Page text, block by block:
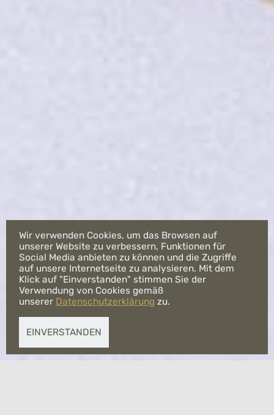
Unser Herzblut
Wir sind Denker, Konzipierer, Texter, Designer und Inszenierer.
Wir verwenden Cookies, um das Browsen auf
unserer Website zu verbessern, Funktionen für
Social Media anbieten zu können und die Zugriffe
auf unsere Internetseite zu analysieren. Mit dem
Klick auf "Einverstanden" stimmen Sie der
Verwendung von Cookies gemäß
unserer Datenschutzerklärung zu.
EINVERSTANDEN